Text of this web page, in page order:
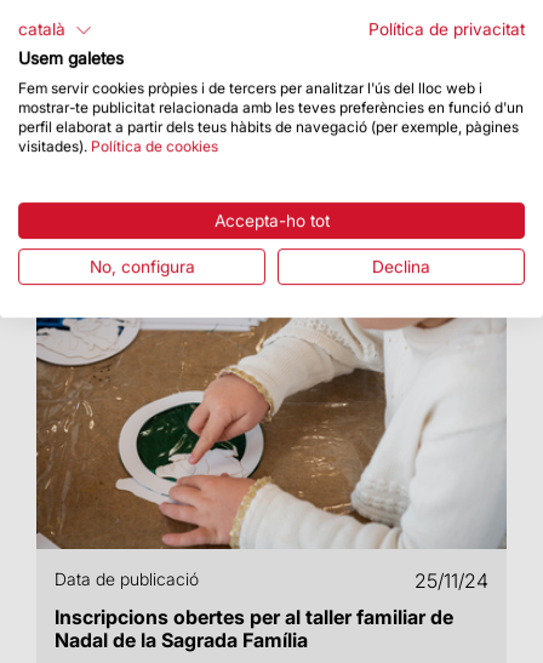
Es troba davant la façana del Naixement
Data de publicació
25/11/24
Inscripcions obertes per al taller familiar de
Nadal de la Sagrada Família
català
Política de privacitat
Usem galetes
Fem servir cookies pròpies i de tercers per analitzar l'ús del lloc web i
mostrar-te publicitat relacionada amb les teves preferències en funció d'un
perfil elaborat a partir dels teus hàbits de navegació (per exemple, pàgines
visitades). Política de cookies
Accepta-ho tot
No, configura Declina